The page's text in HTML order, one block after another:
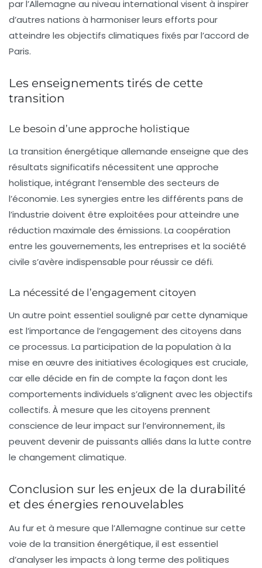
par l’Allemagne au niveau international visent à inspirer
d’autres nations à harmoniser leurs efforts pour
atteindre les objectifs climatiques fixés par l’accord de
Paris.
Les enseignements tirés de cette
transition
Le besoin d’une approche holistique
La transition énergétique allemande enseigne que des
résultats significatifs nécessitent une approche
holistique, intégrant l’ensemble des secteurs de
l’économie. Les synergies entre les différents pans de
l’industrie doivent être exploitées pour atteindre une
réduction maximale des émissions. La coopération
entre les gouvernements, les entreprises et la société
civile s’avère indispensable pour réussir ce défi.
La nécessité de l’engagement citoyen
Un autre point essentiel souligné par cette dynamique
est l’importance de l’engagement des citoyens dans
ce processus. La participation de la population à la
mise en œuvre des initiatives écologiques est cruciale,
car elle décide en fin de compte la façon dont les
comportements individuels s’alignent avec les objectifs
collectifs. À mesure que les citoyens prennent
conscience de leur impact sur l’environnement, ils
peuvent devenir de puissants alliés dans la lutte contre
le changement climatique.
Conclusion sur les enjeux de la durabilité
et des énergies renouvelables
Au fur et à mesure que l’Allemagne continue sur cette
voie de la transition énergétique, il est essentiel
d’analyser les impacts à long terme des politiques